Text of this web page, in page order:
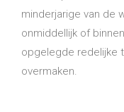
minderjarige van de
onmiddellijk of
opgelegde redelijke
overmaken.